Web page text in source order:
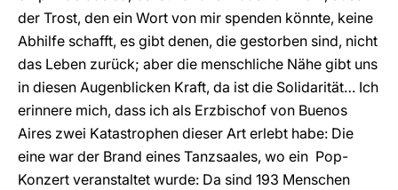
der Trost, den ein Wort von mir spenden könnte, keine
Abhilfe schafft, es gibt denen, die gestorben sind, nicht
das Leben zurück; aber die menschliche Nähe gibt uns
in diesen Augenblicken Kraft, da ist die Solidarität… Ich
erinnere mich, dass ich als Erzbischof von Buenos
Aires zwei Katastrophen dieser Art erlebt habe: Die
eine war der Brand eines Tanzsaales, wo ein Pop-
Konzert veranstaltet wurde: Da sind 193 Menschen